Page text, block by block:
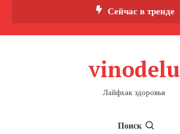
Сейчас в тренде
vinodelu
Лайфхак здоровья
Поиск